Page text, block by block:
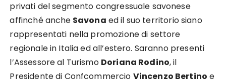
privati del segmento congressuale savonese
affinchéanche Savona ed il suo territorio siano
rappresentati nella promozione di settore
regionale in Italia ed all’estero. Saranno presenti
l’Assessore al Turismo Doriana Rodino, il
Presidente di Confcommercio Vincenzo Bertino e